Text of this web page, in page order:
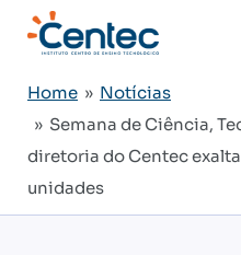
Home » Notícias
» Semana de Ciência,
diretoria do Centec
unidades